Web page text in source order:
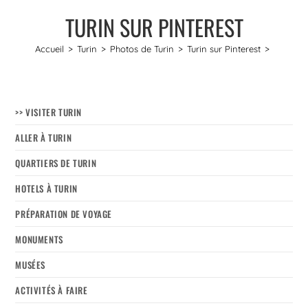
TURIN SUR PINTEREST
Accueil > Turin > Photos de Turin > Turin sur Pinterest >
>> VISITER TURIN
ALLER À TURIN
QUARTIERS DE TURIN
HOTELS À TURIN
PRÉPARATION DE VOYAGE
MONUMENTS
MUSÉES
ACTIVITÉS À FAIRE